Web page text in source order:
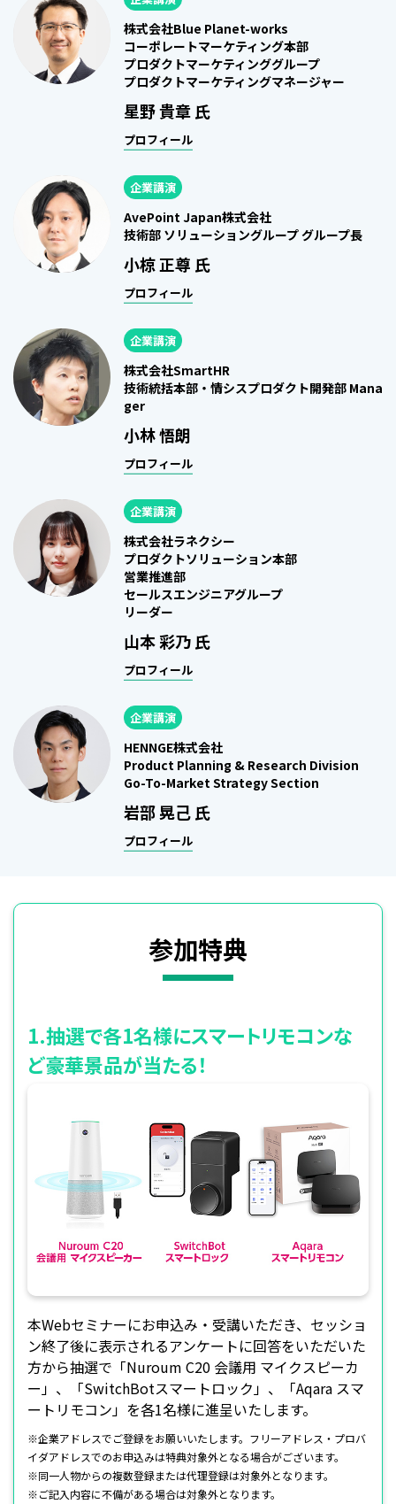
株式会社Blue Planet-works
コーポレートマーケティング本部
プロダクトマーケティンググループ
プロダクトマーケティングマネージャー
星野 貴章 氏
プロフィール
企業講演
AvePoint Japan株式会社
技術部 ソリューショングループ グループ長
小椋 正尊 氏
プロフィール
企業講演
株式会社SmartHR
技術統括本部・情シスプロダクト開発部 Mana
ger
小林 悟朗
プロフィール
企業講演
株式会社ラネクシー
プロダクトソリューション本部
営業推進部
セールスエンジニアグループ
リーダー
山本 彩乃 氏
プロフィール
企業講演
HENNGE株式会社
Product Planning & Research Division
Go-To-Market Strategy Section
岩部 晃己 氏
プロフィール
参加特典
1.抽選で各1名様にスマートリモコンな
ど豪華景品が当たる！
本Webセミナーにお申込み・受講いただき、セッショ
ン終了後に表示されるアンケートに回答をいただいた
方から抽選で「Nuroum C20 会議用 マイクスピーカ
ー」、「SwitchBotスマートロック」、「Aqara スマ
ートリモコン」を各1名様に進呈いたします。
※企業アドレスでご登録をお願いいたします。フリーアドレス・プロバ
イダアドレスでのお申込みは特典対象外となる場合がございます。
※同一人物からの複数登録または代理登録は対象外となります。
※ご記入内容に不備がある場合は対象外となります。